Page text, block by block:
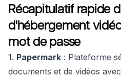
Récapitulatif rapide
d'hébergement
mot de passe
1. Papermark : Plateforme
documents et de vidéos